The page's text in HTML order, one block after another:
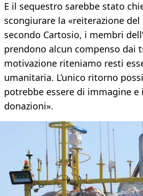
E il sequestro sarebbe stato
scongiurare la «reiterazione
secondo Cartosio, i membri
prendono alcun compenso dai
motivazione riteniamo resti
umanitaria. L’unico ritorno
potrebbe essere di immagine
donazioni».